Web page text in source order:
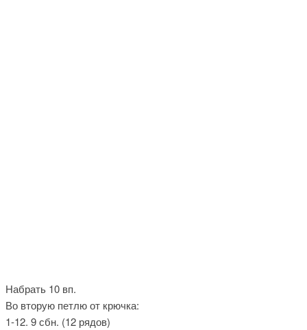
Набрать 10 вп.
Во вторую петлю от крючка:
1-12. 9 сбн. (12 рядов)